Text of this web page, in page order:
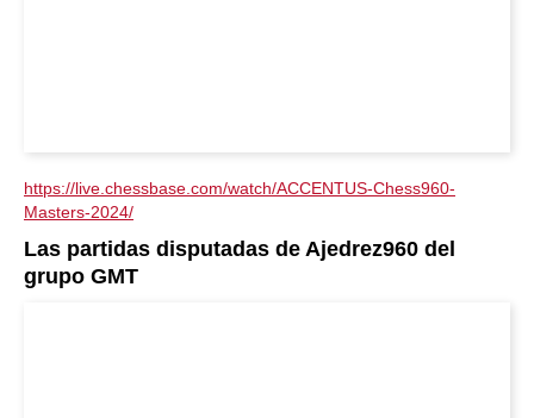
https://live.chessbase.com/watch/ACCENTUS-Chess960-
Masters-2024/
Las partidas disputadas de Ajedrez960 del
grupo GMT